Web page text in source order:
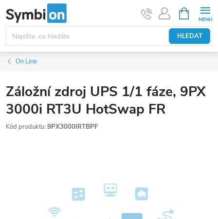
na
obsah
HLEDAT
NÁKUPNÍ
KOŠÍK
On Line
Záložní zdroj UPS 1/1 fáze, 9PX
3000i RT3U HotSwap FR
Kód produktu: 9PX3000IRTBPF